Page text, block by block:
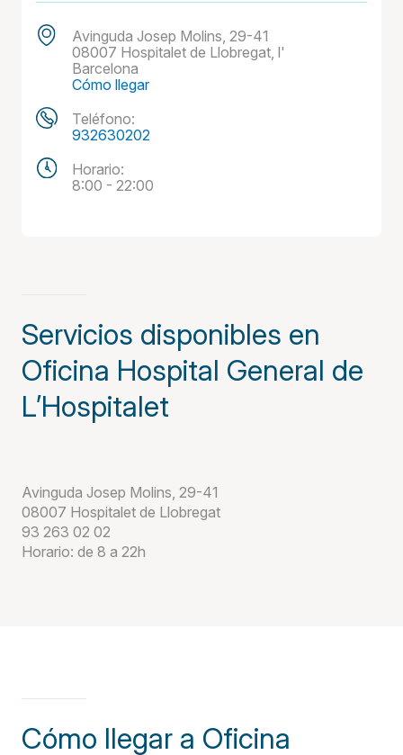
Avinguda Josep Molins, 29-41
08007 Hospitalet de Llobregat, l'
Barcelona
Cómo llegar
Teléfono:
932630202
Horario:
8:00 - 22:00
Servicios disponibles en
Oficina Hospital General de
L’Hospitalet
Avinguda Josep Molins, 29-41
08007 Hospitalet de Llobregat
93 263 02 02
Horario: de 8 a 22h
Cómo llegar a Oficina